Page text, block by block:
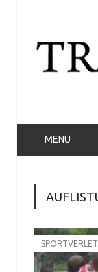
MENÜ